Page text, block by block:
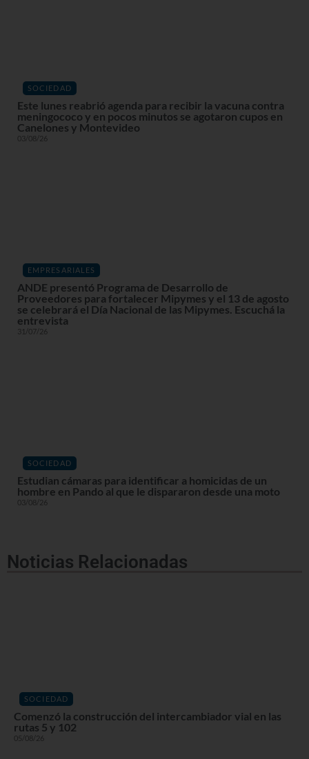
SOCIEDAD
Este lunes reabrió agenda para recibir la vacuna contra
meningococo y en pocos minutos se agotaron cupos en
Canelones y Montevideo
03/08/26
EMPRESARIALES
ANDE presentó Programa de Desarrollo de
Proveedores para fortalecer Mipymes y el 13 de agosto
se celebrará el Día Nacional de las Mipymes. Escuchá la
entrevista
31/07/26
SOCIEDAD
Estudian cámaras para identificar a homicidas de un
hombre en Pando al que le dispararon desde una moto
03/08/26
Noticias Relacionadas
SOCIEDAD
Comenzó la construcción del intercambiador vial en las
rutas 5 y 102
05/08/26